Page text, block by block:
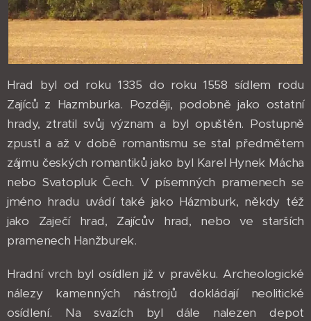
Hrad byl od roku 1335 do roku 1558 sídlem rodu
Zajíců z Hazmburka. Později, podobně jako ostatní
hrady, ztratil svůj význam a byl opuštěn. Postupně
zpustl a až v době romantismu se stal předmětem
zájmu českých romantiků jako byl Karel Hynek Mácha
nebo Svatopluk Čech. V písemných pramenech se
jméno hradu uvádí také jako Házmburk, někdy též
jako Zaječí hrad, Zajícův hrad, nebo ve starších
pramenech Hanžburek.
Hradní vrch byl osídlen již v pravěku. Archeologické
nálezy kamenných nástrojů dokládají neolitické
osídlení. Na svazích byl dále nalezen depot